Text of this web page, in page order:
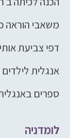
משאבי הוראה
דפי צביעת
אנגלית לילדים
ספרים
לומדניה